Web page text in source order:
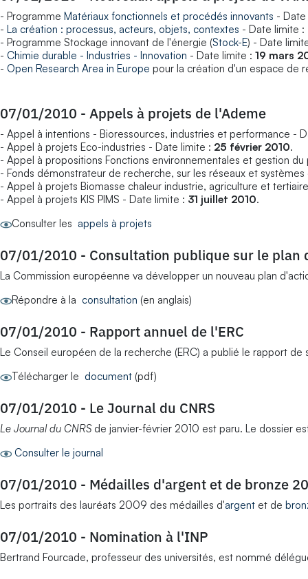
- Programme Matériaux fonctionnels et procédés innovants -
- La création : processus, acteurs, objets, contextes - Date limite :
- Programme Stockage innovant de l'énergie (Stock-E) - Date
- Chimie durable - Industries - Innovation - Date limite : 19 mars
- Open Research Area in Europe pour la création d'un espace de
07/01/2010 - Appels à projets de l'Ademe
- Appel à intentions - Bioressources, industries et performance -
- Appel à projets Eco-industries - Date limite : 25 février 2010.
- Appel à propositions Fonctions environnementales et gestion
- Fonds démonstrateur de recherche, sur les réseaux et
- Appel à projets Biomasse chaleur industrie, agriculture et
- Appel à projets KIS PIMS - Date limite : 31 juillet 2010.
Consulter les appels à projets
07/01/2010 - Consultation publique sur le
La Commission européenne va développer un nouveau plan
Répondre à la consultation (en anglais)
07/01/2010 - Rapport annuel de l'ERC
Le Conseil européen de la recherche (ERC) a publié le rapport
Télécharger le document (pdf)
07/01/2010 - Le Journal du CNRS
Le Journal du CNRSde janvier-février 2010 est paru. Le dossier
Consulter le journal
07/01/2010 - Médailles d'argent et de bronze
Les portraits des lauréats 2009 des médailles d'argent et de
07/01/2010 - Nomination à l'INP
Bertrand Fourcade, professeur des universités, est nommé